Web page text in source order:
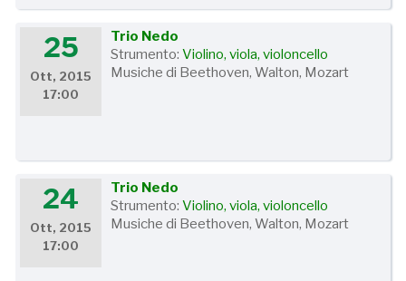
25
Ott, 2015
17:00
Trio Nedo
Strumento:Violino, viola, violoncello
Musiche di Beethoven, Walton, Mozart
24
Ott, 2015
17:00
Trio Nedo
Strumento:Violino, viola, violoncello
Musiche di Beethoven, Walton, Mozart